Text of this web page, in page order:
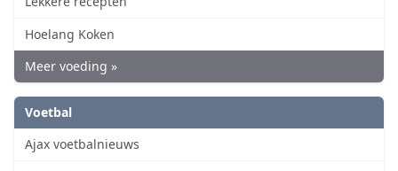
Hoelang Koken
Meer voeding »
Voetbal
Ajax voetbalnieuws